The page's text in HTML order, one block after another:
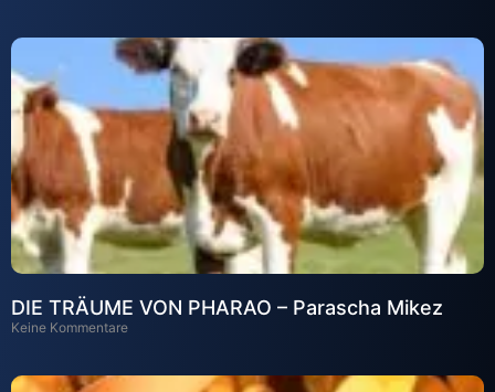
DIE TRÄUME VON PHARAO – Parascha Mikez
Keine Kommentare